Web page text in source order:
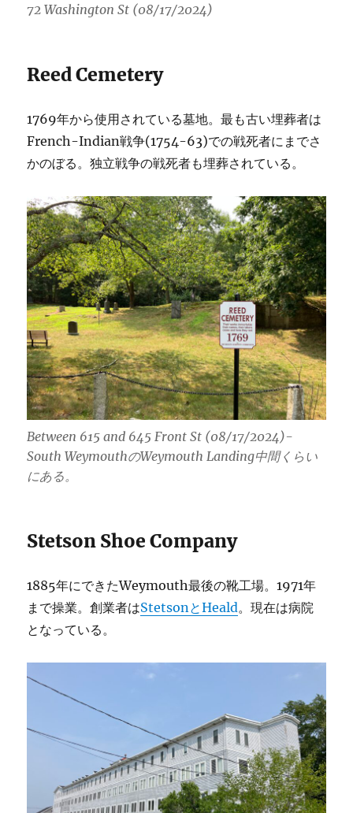
72 Washington St (08/17/2024)
Reed Cemetery
1769年から使用されている墓地。最も古い埋葬者は
French-Indian戦争(1754-63)での戦死者にまでさ
かのぼる。独立戦争の戦死者も埋葬されている。
Between 615 and 645 Front St (08/17/2024)-
South WeymouthのWeymouth Landing中間くらい
にある。
Stetson Shoe Company
1885年にできたWeymouth最後の靴工場。1971年
まで操業。創業者はStetsonとHeald。現在は病院
となっている。